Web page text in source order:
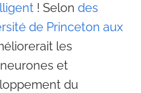
! Selon des
de Princeton aux
les
et
du